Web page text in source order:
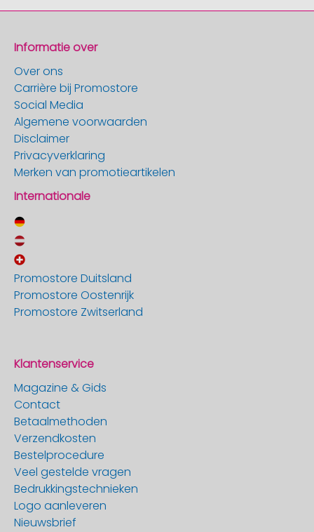
Informatie over
Over ons
Carrière bij Promostore
Social Media
Algemene voorwaarden
Disclaimer
Privacyverklaring
Merken van promotieartikelen
Internationale
Promostore Duitsland
Promostore Oostenrijk
Promostore Zwitserland
Klantenservice
Magazine & Gids
Contact
Betaalmethoden
Verzendkosten
Bestelprocedure
Veel gestelde vragen
Bedrukkingstechnieken
Logo aanleveren
Nieuwsbrief